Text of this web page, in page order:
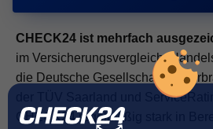
CHECK24 ist mehrfach
im Versicherungsvergleich.
die Deutsche Gesellschaft für
der TÜV Saarland und
CHECK24 regelmäßig stark in